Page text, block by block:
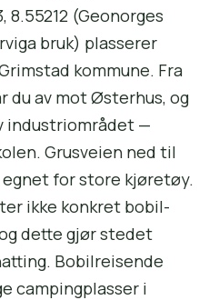
8.55212 (Geonorges
bruk) plasserer
kommune. Fra
du av mot Østerhus, og
industriområdet —
Grusveien ned til
for store kjøretøy.
ikke konkret bobil-
dette gjør stedet
Bobilreisende
campingplasser i